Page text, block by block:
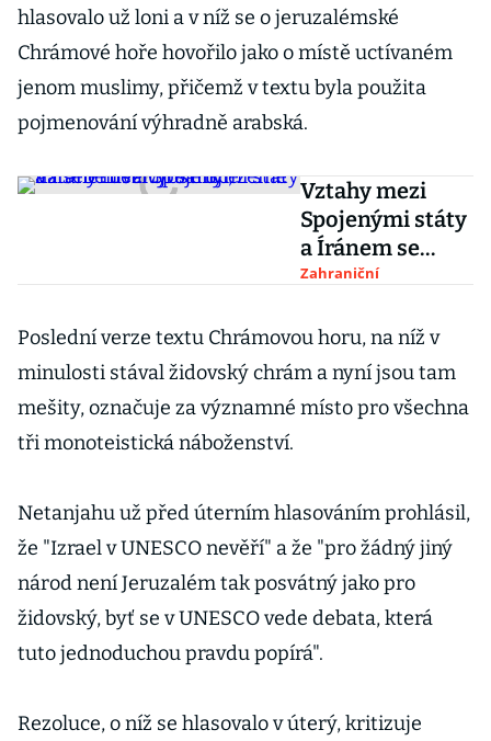
hlasovalo už loni a v níž se o jeruzalémské
Chrámové hoře hovořilo jako o místě uctívaném
jenom muslimy, přičemž v textu byla použita
pojmenování výhradně arabská.
Vztahy mezi
Spojenými státy
a Íránem se
vyostřují, země
sankce
Zahraniční
Poslední verze textu Chrámovou horu, na níž v
minulosti stával židovský chrám a nyní jsou tam
mešity, označuje za významné místo pro všechna
tři monoteistická náboženství.
Netanjahu už před úterním hlasováním prohlásil,
že "Izrael v UNESCO nevěří" a že "pro žádný jiný
národ není Jeruzalém tak posvátný jako pro
židovský, byť se v UNESCO vede debata, která
tuto jednoduchou pravdu popírá".
Rezoluce, o níž se hlasovalo v úterý, kritizuje